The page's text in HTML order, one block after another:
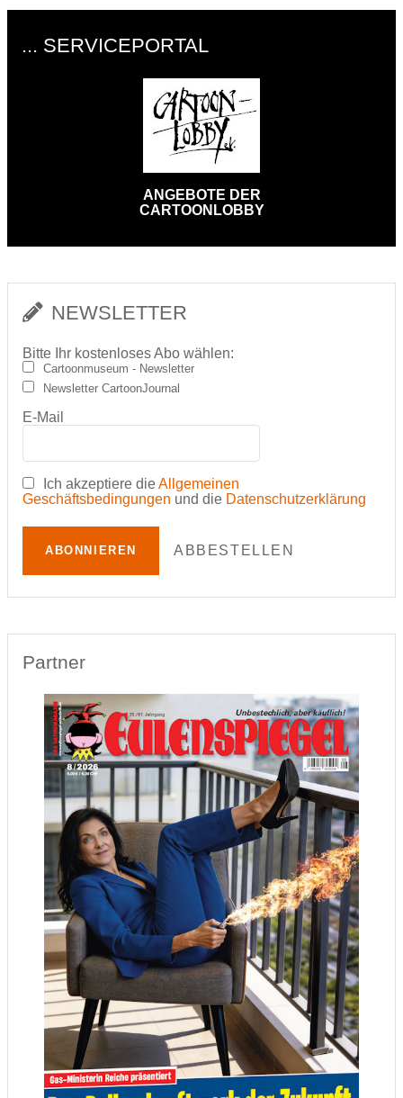
... SERVICEPORTAL
ANGEBOTE DER
CARTOONLOBBY
NEWSLETTER
Bitte Ihr kostenloses Abo wählen:
Cartoonmuseum - Newsletter
Newsletter CartoonJournal
E-Mail
Ich akzeptiere dieAllgemeinen
Geschäftsbedingungen und die Datenschutzerklärung
ABONNIEREN ABBESTELLEN
Partner